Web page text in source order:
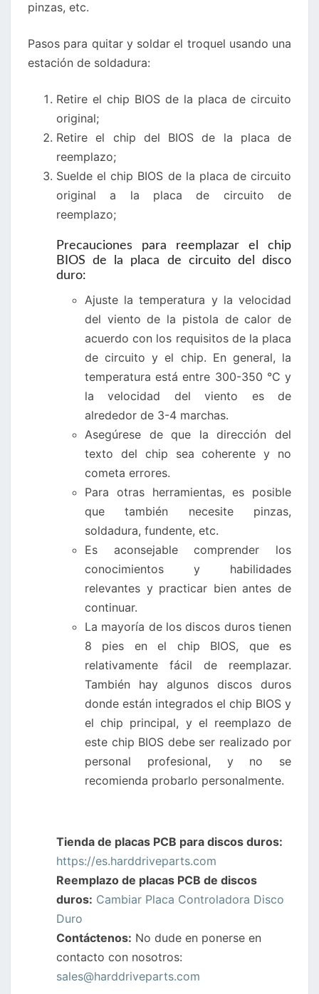
pinzas, etc.
Pasos para quitar y soldar el troquel usando una
estación de soldadura:
Retire el chip BIOS de la placa de circuito
original;
Retire el chip del BIOS de la placa de
reemplazo;
Suelde el chip BIOS de la placa de circuito
original a la placa de circuito de
reemplazo;
Precauciones para reemplazar el chip
BIOS de la placa de circuito del disco
duro:
Ajuste la temperatura y la velocidad
del viento de la pistola de calor de
acuerdo con los requisitos de la placa
de circuito y el chip. En general, la
temperatura está entre 300-350 °C y
la velocidad del viento es de
alrededor de 3-4 marchas.
Asegúrese de que la dirección del
texto del chip sea coherente y no
cometa errores.
Para otras herramientas, es posible
que también necesite pinzas,
soldadura, fundente, etc.
Es aconsejable comprender los
conocimientos y habilidades
relevantes y practicar bien antes de
continuar.
La mayoría de los discos duros tienen
8 pies en el chip BIOS, que es
relativamente fácil de reemplazar.
También hay algunos discos duros
donde están integrados el chip BIOS y
el chip principal, y el reemplazo de
este chip BIOS debe ser realizado por
personal profesional, y no se
recomienda probarlo personalmente.
Tienda de placas PCB para discos duros:
https://es.harddriveparts.com
Reemplazo de placas PCB de discos
duros: Cambiar Placa Controladora Disco
Duro
Contáctenos: No dude en ponerse en
contacto con nosotros:
sales@harddriveparts.com